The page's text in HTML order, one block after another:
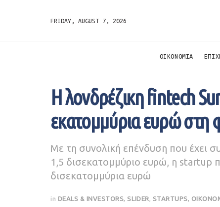
FRIDAY, AUGUST 7, 2026
ΟΙΚΟΝΟΜΙΑ
Η λονδρέζικη fintech
εκατομμύρια ευρώ στη
Με τη συνολική επένδυση που έχει
1,5 δισεκατομμύριο ευρώ, η startup
δισεκατομμύρια ευρώ
in DEALS & INVESTORS SLIDER STARTUPS